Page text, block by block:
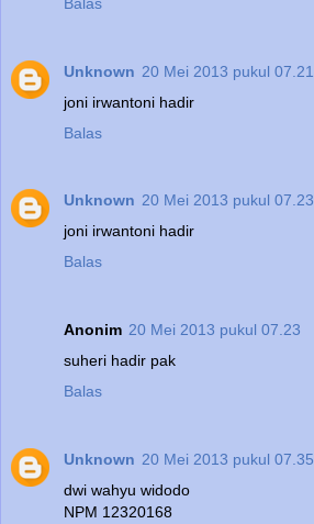
Unknown 20 Mei 2013 pukul 07.21
joni irwantoni hadir
Balas
Unknown 20 Mei 2013 pukul 07.23
joni irwantoni hadir
Balas
Anonim 20 Mei 2013 pukul 07.23
suheri hadir pak
Balas
Unknown 20 Mei 2013 pukul 07.35
dwi wahyu widodo
NPM 12320168